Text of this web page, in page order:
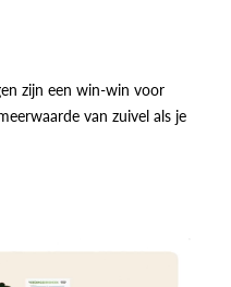
zijn een win-win voor
van zuivel als je